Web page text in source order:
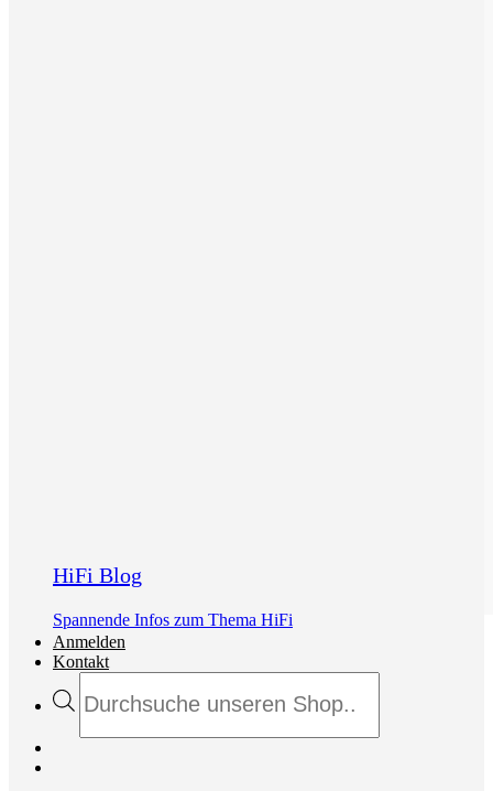
HiFi Blog
Spannende Infos zum Thema HiFi
Anmelden
Kontakt
search